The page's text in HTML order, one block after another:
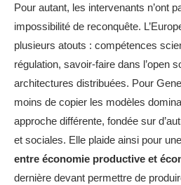
Pour autant, les intervenants n’ont
impossibilité de reconquête.
plusieurs atouts : compétences
régulation, savoir-faire dans l’open
architectures distribuées. Pour
moins de copier les modèles
approche différente, fondée sur
et sociales. Elle plaide ainsi pour une
entre économie productive et
dernière devant permettre de